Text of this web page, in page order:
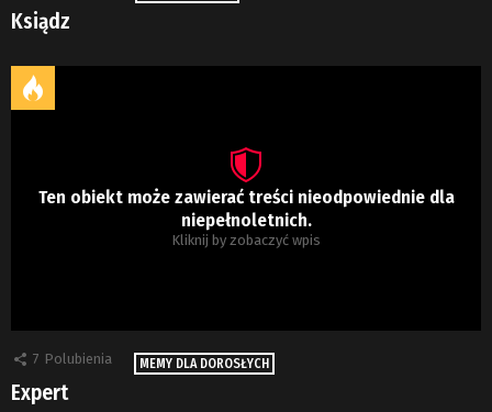
Ksiądz
Ten obiekt może zawierać treści nieodpowiednie dla
niepełnoletnich.
Kliknij by zobaczyć wpis
7 Polubienia MEMY DLA DOROSŁYCH
Expert